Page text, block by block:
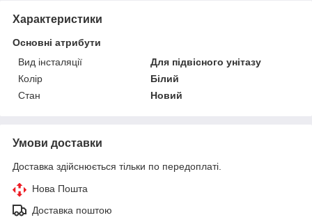
Характеристики
Основні атрибути
Вид інсталяції
Для підвісного унітазу
Колір
Білий
Стан
Новий
Умови доставки
Доставка здійснюється тільки по передоплаті.
Нова Пошта
Доставка поштою